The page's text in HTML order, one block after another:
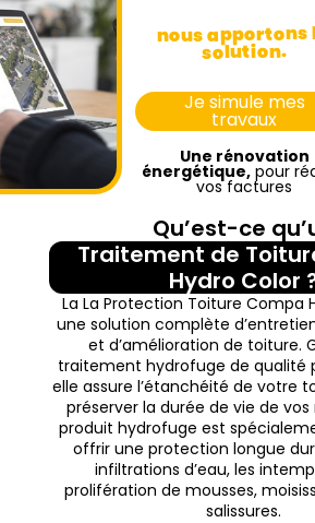
nous apportons
solution.
Je simule mes
travaux
Une rénovation
énergétique,pour
vos factures
Qu’est-ce
Traitement de
Hydro Color
La La Protection Toiture Compa
une solution complète
et d’amélioration de toiture.
traitement hydrofuge de qualité
elle assure l’étanchéité de votre
préserver la durée de vie de
produit hydrofuge est
offrir une protection longue
infiltrations d’eau, les
prolifération de mousses,
salissures.